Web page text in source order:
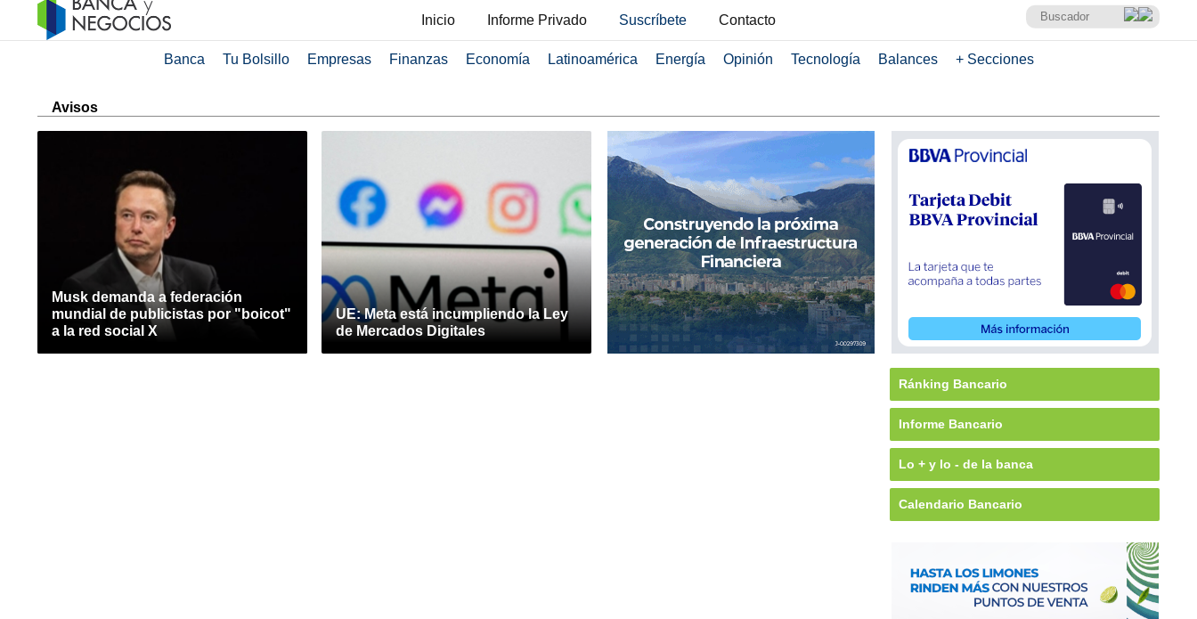
Inicio Informe Privado Suscríbete Contacto
Banca Tu Bolsillo Empresas Finanzas Economía Latinoamérica Energía Opinión Tecnología Balances + Secciones
Avisos
Musk demanda a federación
mundial de publicistas por "boicot"
a la red social X
UE: Meta está incumpliendo la Ley
de Mercados Digitales
Ránking Bancario
Informe Bancario
Lo + y lo - de la banca
Calendario Bancario